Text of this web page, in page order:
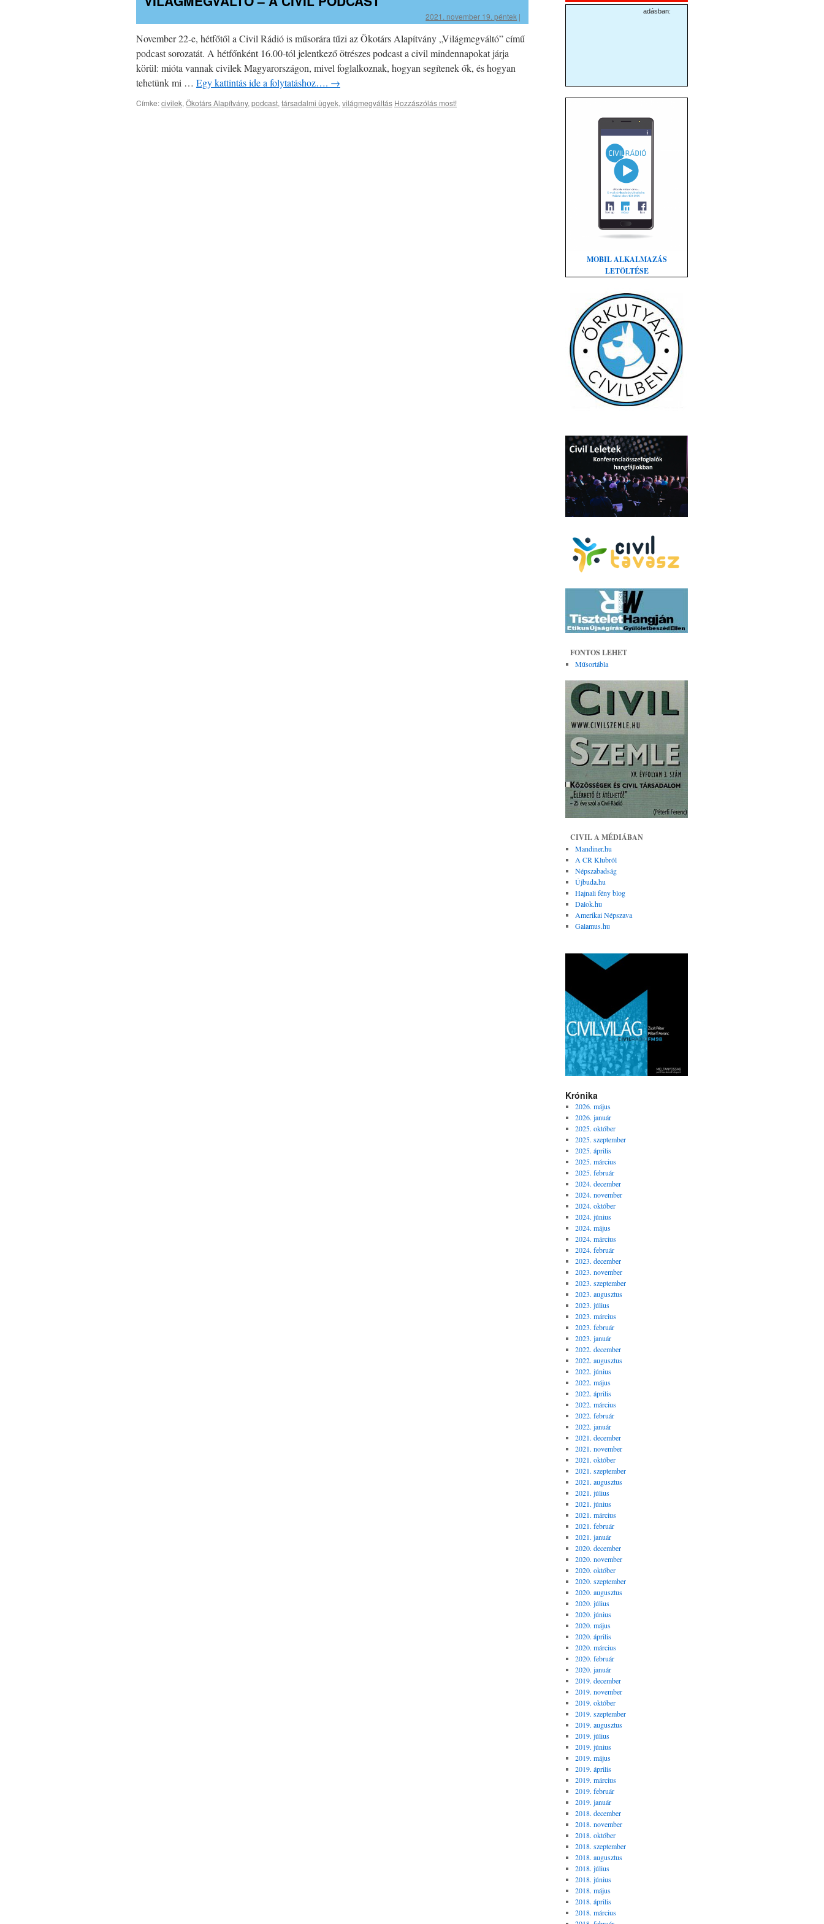
2021. november 19. péntek |
November 22-e, hétfőtől a Civil Rádió is műsorára tűzi az Ökotárs Alapítvány „Világmegváltó” című
podcast sorozatát. A hétfőnként 16.00-tól jelentkező ötrészes podcast a civil mindennapokat járja
körül: mióta vannak civilek Magyarországon, mivel foglalkoznak, hogyan segítenek ők, és hogyan
tehetünk mi … Egy kattintás ide a folytatáshoz…. →
Címke:civilek, Ökotárs Alapítvány, podcast, társadalmi ügyek, világmegváltás Hozzászólás most!
MOBIL ALKALMAZÁS
LETÖLTÉSE
FONTOS LEHET
Műsortábla
CIVIL A MÉDIÁBAN
Mandiner.hu
A CR Klubról
Népszabadság
Újbuda.hu
Hajnali fény blog
Dalok.hu
Amerikai Népszava
Galamus.hu
Krónika
2026. május
2026. január
2025. október
2025. szeptember
2025. április
2025. március
2025. február
2024. december
2024. november
2024. október
2024. június
2024. május
2024. március
2024. február
2023. december
2023. november
2023. szeptember
2023. augusztus
2023. július
2023. március
2023. február
2023. január
2022. december
2022. augusztus
2022. június
2022. május
2022. április
2022. március
2022. február
2022. január
2021. december
2021. november
2021. október
2021. szeptember
2021. augusztus
2021. július
2021. június
2021. március
2021. február
2021. január
2020. december
2020. november
2020. október
2020. szeptember
2020. augusztus
2020. július
2020. június
2020. május
2020. április
2020. március
2020. február
2020. január
2019. december
2019. november
2019. október
2019. szeptember
2019. augusztus
2019. július
2019. június
2019. május
2019. április
2019. március
2019. február
2019. január
2018. december
2018. november
2018. október
2018. szeptember
2018. augusztus
2018. július
2018. június
2018. május
2018. április
2018. március